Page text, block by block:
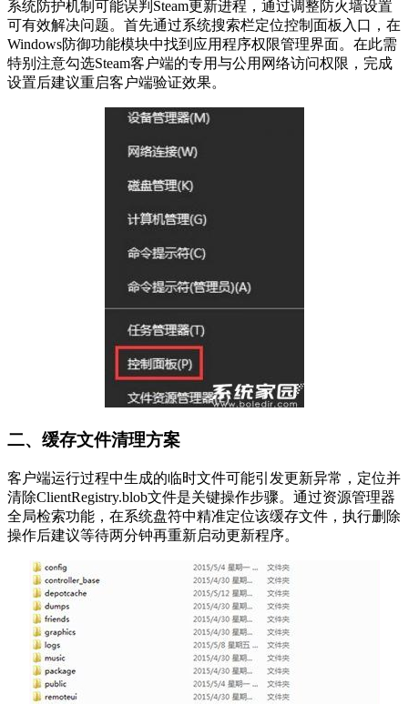
系统防护机制可能误判Steam更新进程，通过调整防火墙设置
可有效解决问题。首先通过系统搜索栏定位控制面板入口，在
Windows防御功能模块中找到应用程序权限管理界面。在此需
特别注意勾选Steam客户端的专用与公用网络访问权限，完成
设置后建议重启客户端验证效果。
二、缓存文件清理方案
客户端运行过程中生成的临时文件可能引发更新异常，定位并
清除ClientRegistry.blob文件是关键操作步骤。通过资源管理器
全局检索功能，在系统盘符中精准定位该缓存文件，执行删除
操作后建议等待两分钟再重新启动更新程序。